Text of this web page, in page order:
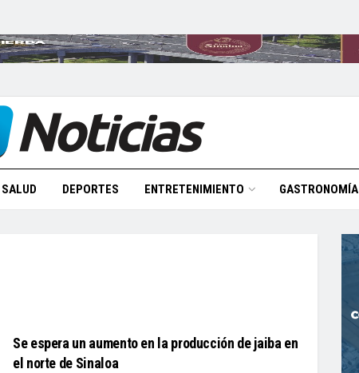
SALUD DEPORTES ENTRETENIMIENTO GASTRONOMÍA
Se espera un aumento en la producción de jaiba en
el norte de Sinaloa